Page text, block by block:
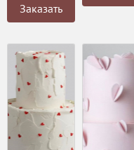
Заказать